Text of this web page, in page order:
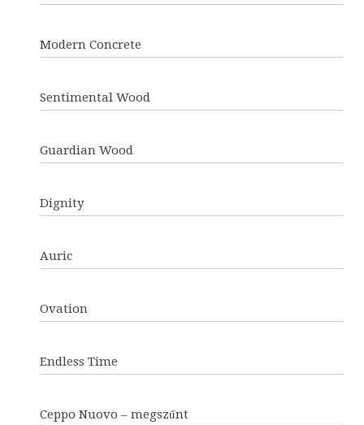
Modern Concrete
Sentimental Wood
Guardian Wood
Dignity
Auric
Ovation
Endless Time
Ceppo Nuovo – megszűnt